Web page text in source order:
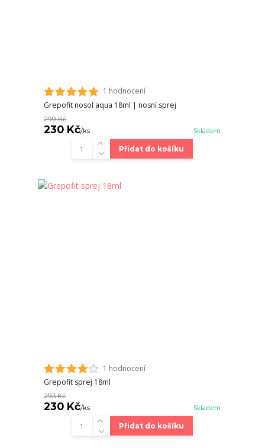
1 hodnocení
Grepofit nosol aqua 18ml | nosní sprej
299 Kč
230 Kč/ks Skladem
Přidat do košíku
1 hodnocení
Grepofit sprej 18ml
293 Kč
230 Kč/ks Skladem
Přidat do košíku